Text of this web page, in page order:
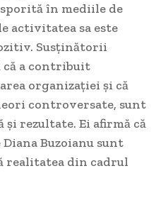
în mediile de
activitatea sa este
Susținătorii
a contribuit
organizației și că
controversate, sunt
rezultate. Ei afirmă că
Buzoianu sunt
realitatea din cadrul